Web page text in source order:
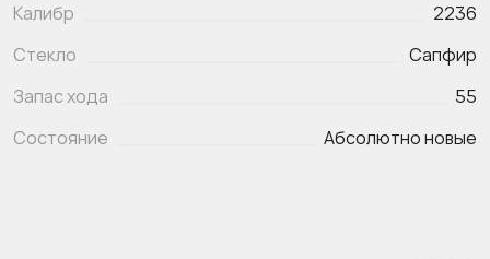
Калибр
2236
Стекло
Сапфир
Запас хода
55
Состояние
Абсолютно новые